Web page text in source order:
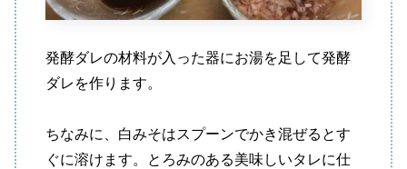
発酵ダレの材料が入った器にお湯を足して発酵
ダレを作ります。
ちなみに、白みそはスプーンでかき混ぜるとす
ぐに溶けます。とろみのある美味しいタレに仕